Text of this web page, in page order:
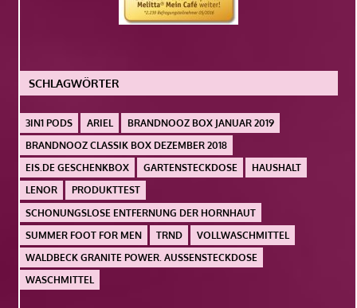
SCHLAGWÖRTER
3IN1 PODS ARIEL
BRANDNOOZ BOX JANUAR 2019
BRANDNOOZ CLASSIK BOX DEZEMBER 2018
EIS.DE GESCHENKBOX
GARTENSTECKDOSE
HAUSHALT
LENOR
PRODUKTTEST
SCHONUNGSLOSE ENTFERNUNG DER HORNHAUT
SUMMER FOOT FOR MEN
TRND
VOLLWASCHMITTEL
WALDBECK GRANITE POWER. AUSSENSTECKDOSE
WASCHMITTEL